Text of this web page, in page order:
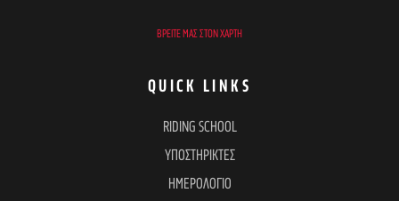
ΒΡΕΊΤΕ ΜΑΣ ΣΤΟΝ ΧΆΡΤΗ
QUICK LINKS
RIDING SCHOOL
ΥΠΟΣΤΗΡΙΚΤΕΣ
ΗΜΕΡΟΛΟΓΙΟ